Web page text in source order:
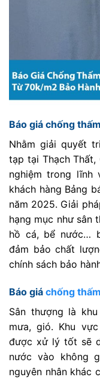
Báo giá chống
Nhằm giải quyết
tạp tại Thạch Thất,
nghiệm trong lĩnh
khách hàng Bảng
năm 2025. Giải
hạng mục như sân
hồ cá, bể nước…
đảm bảo chất
chính sách bảo
Báo giá chống
Sân thượng là
mưa, gió. Khu
được xử lý tốt sẽ
nước vào không
nguyên nhân khác